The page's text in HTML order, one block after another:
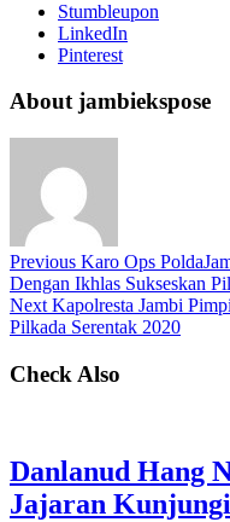
Stumbleupon
LinkedIn
Pinterest
About jambiekspose
Previous Karo Ops
Dengan Ikhlas Sukseskan
Next Kapolresta Jambi
Pilkada Serentak 2020
Check Also
Danlanud Hang
Jajaran